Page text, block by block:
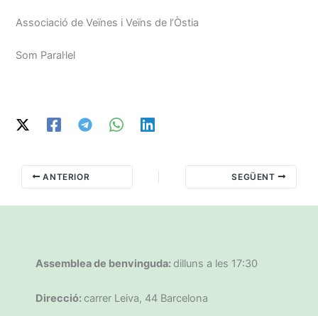
Associació de Veïnes i Veïns de l’Òstia
Som Paral·lel
ANTERIOR SEGÜENT
Assemblea de benvinguda: dilluns a les 17:30
Direcció: carrer Leiva, 44 Barcelona